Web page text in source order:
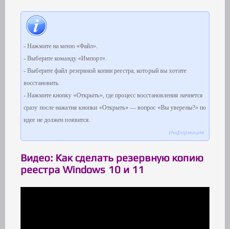
- Нажмите на меню «Файл».
- Выберите команду «Импорт».
- Выберите файл резервной копии реестра, который вы хотите
восстановить.
- Нажмите кнопку «Открыть», где процесс восстановления начнется
сразу после нажатия кнопки «Открыть» — вопрос «Вы уверены?» по
идее не должен появится.
Информация
Видео: Как сделать резервную копию
реестра Windows 10 и 11